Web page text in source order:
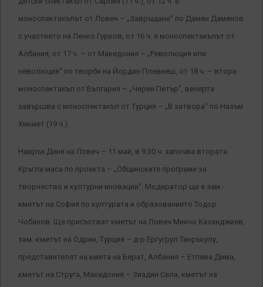
моноспектакълът от Ловеч – „Завръщане“ по Дамян Дамянов
с участието на Ленко Гурков, от 16 ч. е моноспектакълът от
Албания, от 17 ч. – от Македония – „Революция или
неволюция“ по творби на Йордан Плевнеш, от 18 ч. – втори
моноспектакъл от България – „Черен Петър“, вечерта
завършва с моноспектакъл от Турция – „В затвора“ по Назъм
Хикмет (19 ч.).
Навръх Деня на Ловеч – 11 май, в 9.30 ч. започва втората
Кръгла маса по проекта – „Общинските програми за
творчество и културни иновации“. Модератор ще е зам.-
кметът на София по културата и образованието Тодор
Чобанов. Ще присъстват кметът на Ловеч Минчо Казанджиев,
зам.-кметът на Одрин, Турция – д-р Ергугрул Танръкулу,
представителят на кмета на Берат, Албания – Етлева Дима,
кметът на Струга, Македония – Зиадин Села, кметът на